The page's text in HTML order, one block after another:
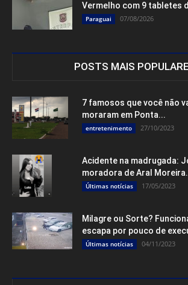
Vermelho com 9 tabletes
Paraguai 07/08/2026
POSTS MAIS
7 famosos que você não
moraram em Ponta...
entretenimento 27/10/2023
Acidente na madrugada:
moradora de Aral
Últimas notícias 17/05/2023
Milagre ou Sorte?
escapa por pouco de
Últimas notícias 04/11/2023